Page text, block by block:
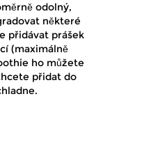
odolný,
některé
přidávat prášek
(maximálně
ho můžete
přidat do